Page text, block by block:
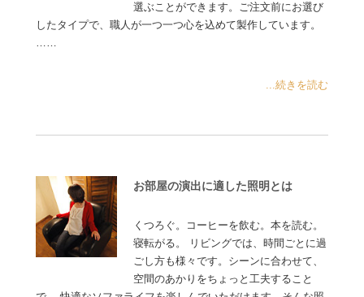
選ぶことができます。ご注文前にお選び
したタイプで、職人が一つ一つ心を込めて製作しています。
……
...続きを読む
お部屋の演出に適した照明とは
くつろぐ。コーヒーを飲む。本を読む。
寝転がる。 リビングでは、時間ごとに過
ごし方も様々です。シーンに合わせて、
空間のあかりをちょっと工夫すること